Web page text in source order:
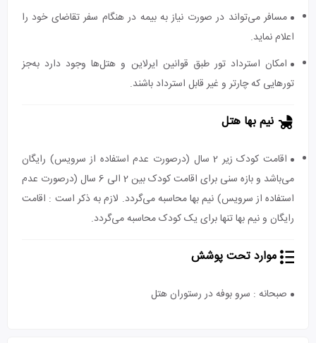
مسافر می‌تواند در صورت نیاز به بیمه در هنگام سفر تقاضای خود را
اعلام نماید.
امکان استرداد تور طبق قوانین ایرلاین و هتل‌ها وجود دارد به‌جز
تورهایی که چارتر و غیر قابل استرداد باشند.
نیم بها هتل
اقامت کودک زیر 2 سال (درصورت عدم استفاده از سرویس) رایگان
می‌باشد و بازه سنی برای اقامت کودک بین 2 الی 6 سال (درصورت عدم
استفاده از سرویس) نیم بها محاسبه می‌گردد. لازم به ذکر است : اقامت
رایگان و نیم بها تنها برای یک کودک محاسبه می‌گردد.
موارد تحت پوشش
صبحانه : سرو بوفه در رستوران هتل